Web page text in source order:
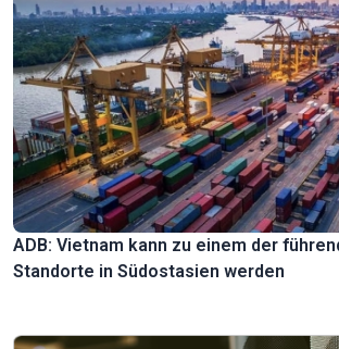
ADB: Vietnam kann zu einem der
Standorte in Südostasien werden